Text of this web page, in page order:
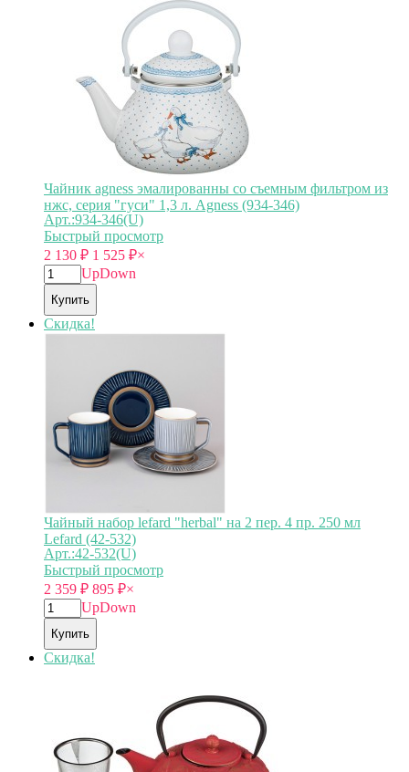
Чайник agness эмалированны со съемным фильтром из
нжс, серия "гуси" 1,3 л. Agness (934-346)
Арт.:934-346(U)
Быстрый просмотр
2 130 ₽ 1 525 ₽×
UpDown
Купить
Скидка!
Чайный набор lefard "herbal" на 2 пер. 4 пр. 250 мл
Lefard (42-532)
Арт.:42-532(U)
Быстрый просмотр
2 359 ₽ 895 ₽×
UpDown
Купить
Скидка!